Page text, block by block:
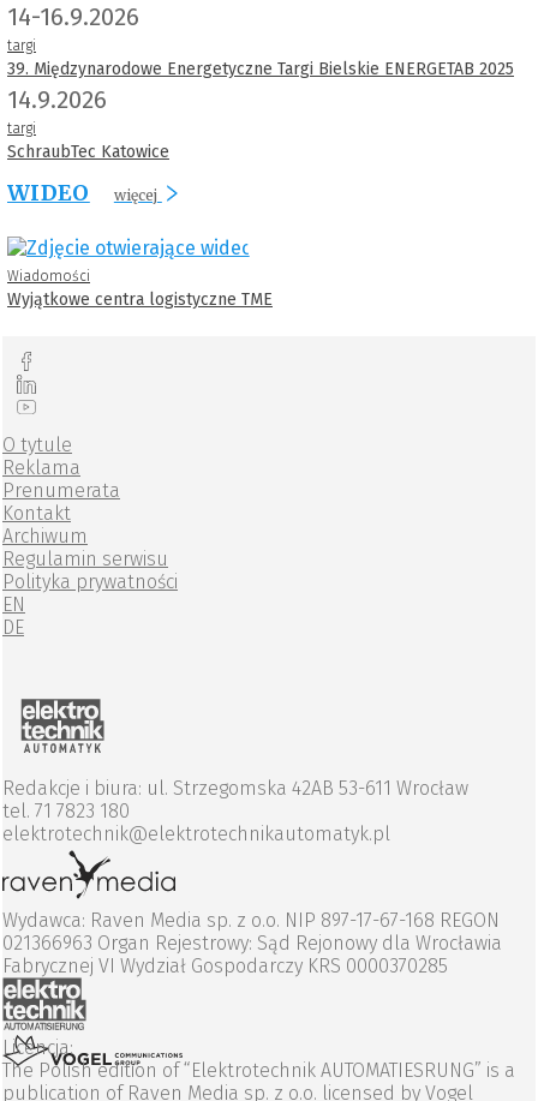
14-16.9.2026
targi
39. Międzynarodowe Energetyczne Targi Bielskie ENERGETAB 2025
14.9.2026
targi
SchraubTec Katowice
WIDEO więcej
Wiadomości
Wyjątkowe centra logistyczne TME
O tytule
Reklama
Prenumerata
Kontakt
Archiwum
Regulamin serwisu
Polityka prywatności
EN
DE
Redakcje i biura: ul. Strzegomska 42AB 53-611 Wrocław
tel. 71 7823 180
elektrotechnik@elektrotechnikautomatyk.pl
Wydawca: Raven Media sp. z o.o. NIP 897-17-67-168 REGON
021366963 Organ Rejestrowy: Sąd Rejonowy dla Wrocławia
Fabrycznej VI Wydział Gospodarczy KRS 0000370285
Licencja:
The Polish edition of “Elektrotechnik AUTOMATIESRUNG” is a
publication of Raven Media sp. z o.o. licensed by Vogel